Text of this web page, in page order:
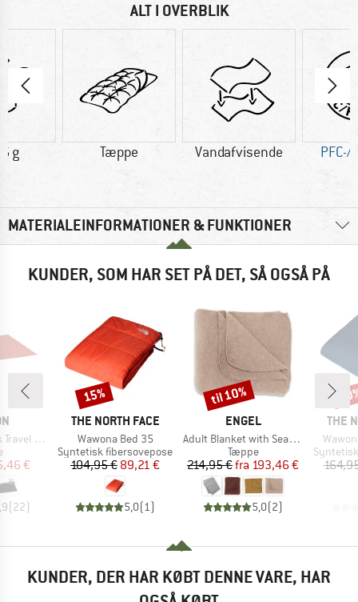
ALT I OVERBLIK
g Tæppe Vandafvisende PFC-/
MATERIALEINFORMATIONER & FUNKTIONER
KUNDER, SOM HAR SET PÅ DET, SÅ OGSÅ PÅ
Blanket
pris
€
(22)
MÆRKE
THE NORTH FACE
Artikel
Wawona Bed 35
Produktgruppe
Syntetisk fibersovepose
Pris
104,95 €Nedsat pris
89,21 €
5,0( 1)
Rabat
15%
MÆRKE
ENGEL
Artikel
Adult Blanket with Seamless Edge
Produktgruppe
Tæppe
Pris
214,95 € Nedsat pris
fra 193,46 €
5,0(2)
Rabat
til 10%
THE
Artikel
KUNDER, DER HAR KØBT DENNE VARE, HAR